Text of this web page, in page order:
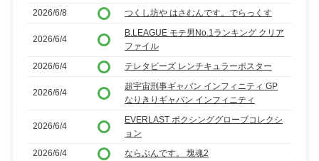
2026/6/8
つくし坊や はさむんです。でらっくす
2026/6/4
B.LEAGUE モテ男No.1ランキング クリア
ファイル
2026/6/4
テレタビーズ レンチキュラーポスター
2026/6/4
超宇宙刑事ギャバン インフィニティ GP
なりきりギャバン インフィニティ
2026/6/4
EVERLAST ボクシンググローブコレクシ
ョン
2026/6/4
ならぶんです。 塊魂2